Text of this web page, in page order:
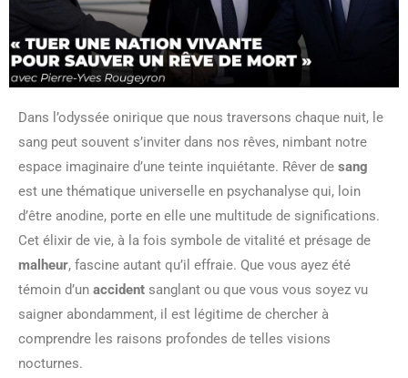
Dans l’odyssée onirique que nous traversons chaque nuit, le
sang peut souvent s’inviter dans nos rêves, nimbant notre
espace imaginaire d’une teinte inquiétante. Rêver de sang
est une thématique universelle en psychanalyse qui, loin
d’être anodine, porte en elle une multitude de significations.
Cet élixir de vie, à la fois symbole de vitalité et présage de
malheur, fascine autant qu’il effraie. Que vous ayez été
témoin d’un accident sanglant ou que vous vous soyez vu
saigner abondamment, il est légitime de chercher à
comprendre les raisons profondes de telles visions
nocturnes.